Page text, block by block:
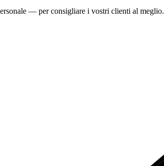
— per consigliare i vostri clienti al meglio.